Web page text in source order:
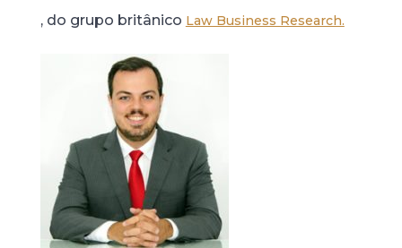
, do grupo britânico Law Business Research.